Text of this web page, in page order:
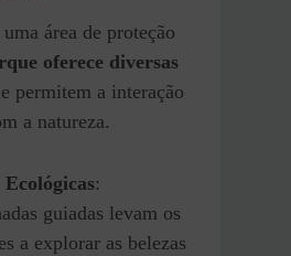
área de proteção
oferece diversas
permitem a interação
a natureza.
:
guiadas levam os
a explorar as belezas